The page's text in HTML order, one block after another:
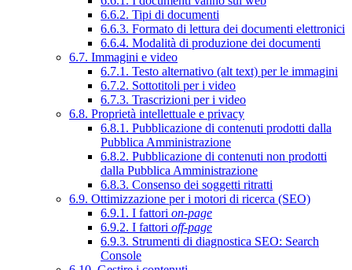
6.6.2. Tipi di documenti
6.6.3. Formato di lettura dei documenti elettronici
6.6.4. Modalità di produzione dei documenti
6.7. Immagini e video
6.7.1. Testo alternativo (alt text) per le immagini
6.7.2. Sottotitoli per i video
6.7.3. Trascrizioni per i video
6.8. Proprietà intellettuale e privacy
6.8.1. Pubblicazione di contenuti prodotti dalla
Pubblica Amministrazione
6.8.2. Pubblicazione di contenuti non prodotti
dalla Pubblica Amministrazione
6.8.3. Consenso dei soggetti ritratti
6.9. Ottimizzazione per i motori di ricerca (SEO)
6.9.1. I fattori on-page
6.9.2. I fattori off-page
6.9.3. Strumenti di diagnostica SEO: Search
Console